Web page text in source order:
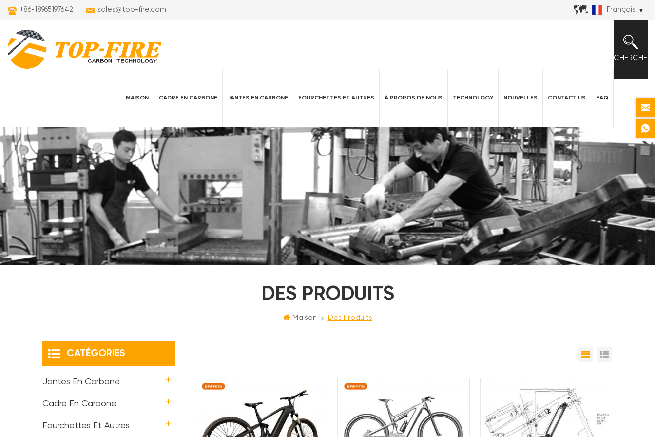
+86-18965197642 sales@top-fire.com Français
CHERCHER
MAISON CADRE EN CARBONE JANTES EN CARBONE FOURCHETTES ET AUTRES À PROPOS DE NOUS TECHNOLOGY NOUVELLES CONTACT US FAQ
DES PRODUITS
Maison Des Produits
Grille
CATÉGORIES
Jantes En Carbone
Cadre En Carbone
Fourchettes Et Autres